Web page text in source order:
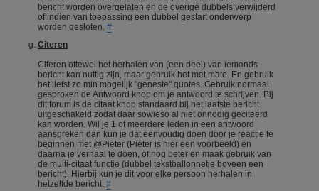
bericht worden overgelaten en de overige dubbels verwijderd
of indien van toepassing een dubbel gestart onderwerp
worden gesloten. #
Citeren
Citeren oftewel het herhalen van (een deel) van iemands
bericht kan nuttig zijn, maar gebruik het met mate. En gebruik
het liefst zo min mogelijk "geneste" quotes. Gebruik normaal
gesproken de Antwoord knop om je antwoord te schrijven. Bij
dit forum is de citaat knop standaard bij het laatste bericht
uitgeschakeld zodat daar sowieso al niet onnodig geciteerd
kan worden. Wil je 1 of meerdere leden in een antwoord
aanspreken dan kun je dat eenvoudig doen door je reactie te
beginnen met @Pieter (Pieter is hier een voorbeeld) en
daarna je verhaal te doen, of nog beter en maak gebruik van
de multi-citaat functie (dubbel tekstballonnetje boveen een
bericht). Hierbij kun je dit voor elke persoon herhalen in
hetzelfde bericht. #